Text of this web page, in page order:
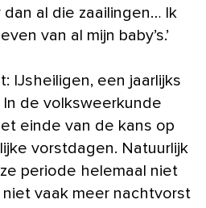
al die zaailingen… Ik
van al mijn baby’s.’
IJsheiligen, een jaarlijks
In de volksweerkunde
einde van de kans op
vorstdagen. Natuurlijk
periode helemaal niet
vaak meer nachtvorst